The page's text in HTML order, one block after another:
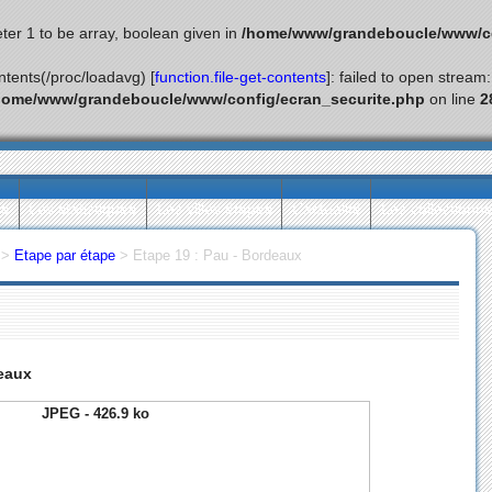
1 to be array, boolean given in /home/www/grandeboucle/www/
proc/loadavg) [function.file-get-contents]: failed to open
www/grandeboucle/www/config/ecran_securite.php on line
Les statistiques Les villes étapes L’actualité Les
Etape par étape > Etape 19 : Pau - Bordeaux